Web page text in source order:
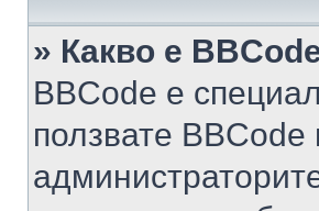
» Какво е
BBCode е
ползвате